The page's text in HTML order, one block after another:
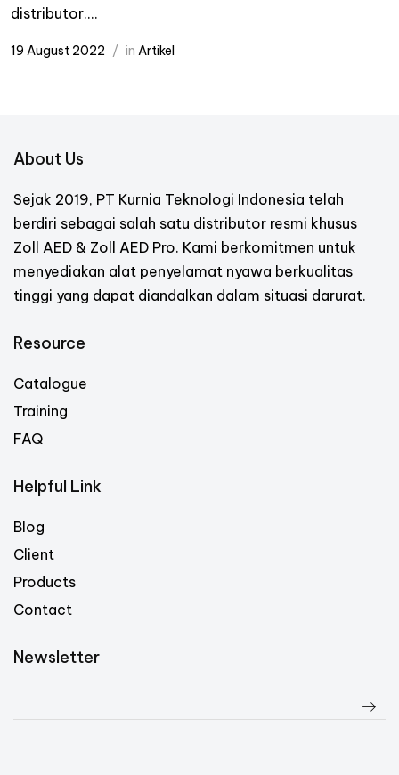
distributor....
19 August 2022 in Artikel
About Us
Sejak 2019, PT Kurnia Teknologi Indonesia telah
berdiri sebagai salah satu distributor resmi khusus
Zoll AED & Zoll AED Pro. Kami berkomitmen untuk
menyediakan alat penyelamat nyawa berkualitas
tinggi yang dapat diandalkan dalam situasi darurat.
Resource
Catalogue
Training
FAQ
Helpful Link
Blog
Client
Products
Contact
Newsletter